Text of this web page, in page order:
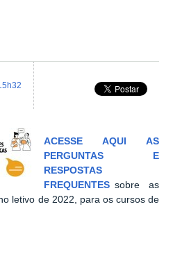
ACESSE AQUI AS
PERGUNTAS E
RESPOSTAS
FREQUENTES sobre
as
letivo de 2022, para os cursos de